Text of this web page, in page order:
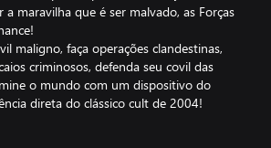
maravilha que é ser malvado, as Forças
maligno, faça operações clandestinas,
criminosos, defenda seu covil das
o mundo com um dispositivo do
direta do clássico cult de 2004!